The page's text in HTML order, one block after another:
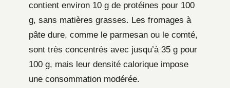
contient environ 10 g de protéines pour 100
g, sans matières grasses. Les fromages à
pâte dure, comme le parmesan ou le comté,
sont très concentrés avec jusqu’à 35 g pour
100 g, mais leur densité calorique impose
une consommation modérée.